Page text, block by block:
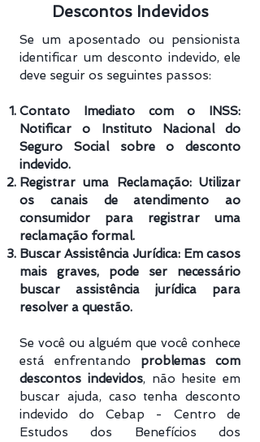
Descontos Indevidos
Se um aposentado ou pensionista
identificar um desconto indevido, ele
deve seguir os seguintes passos:
Contato Imediato com o INSS:
Notificar o Instituto Nacional do
Seguro Social sobre o desconto
indevido.
Registrar uma Reclamação: Utilizar
os canais de atendimento ao
consumidor para registrar uma
reclamação formal.
Buscar Assistência Jurídica: Em casos
mais graves, pode ser necessário
buscar assistência jurídica para
resolver a questão.
Se você ou alguém que você conhece
está enfrentando problemas com
descontos indevidos, não hesite em
buscar ajuda, caso tenha desconto
indevido do Cebap - Centro de
Estudos dos Benefícios dos